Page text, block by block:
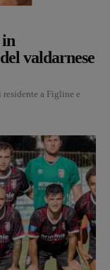
in
valdarnese
a Figline e